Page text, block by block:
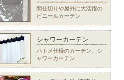
間仕切りや屋外に大活躍の
ビニールカーテン
シャワーカーテン
ハトメ仕様のカーテン、シ
ャワーカーテン